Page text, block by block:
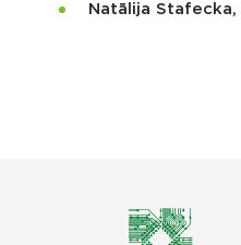
Natālija Stafecka,